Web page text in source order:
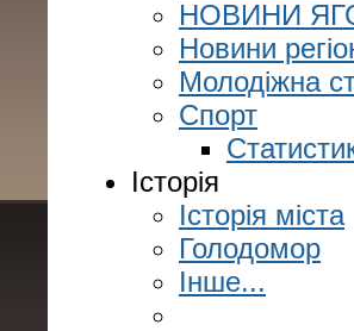
НОВИНИ
Новини
Молодіжна
Спорт
Історія
Історія міста
Голодомор
Інше...